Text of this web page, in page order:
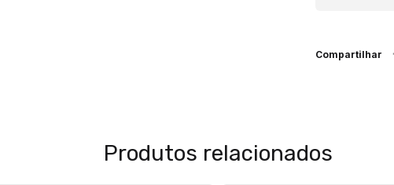
Compartilhar
Produtos relacionados